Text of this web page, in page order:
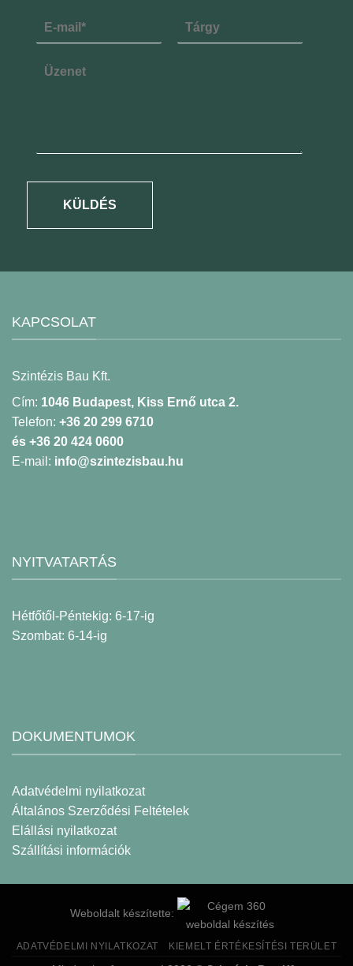
KÜLDÉS
KAPCSOLAT
Szintézis Bau Kft.
Cím: 1046 Budapest, Kiss Ernő utca 2.
Telefon: +36 20 299 6710
és +36 20 424 0600
E-mail: info@szintezisbau.hu
NYITVATARTÁS
Hétfőtől-Péntekig: 6-17-ig
Szombat: 6-14-ig
DOKUMENTUMOK
Adatvédelmi nyilatkozat
Általános Szerződési Feltételek
Elállási nyilatkozat
Szállítási információk
Weboldalt készítette:
ADATVÉDELMI NYILATKOZAT KIEMELT ÉRTÉKESÍTÉSI TERÜLET